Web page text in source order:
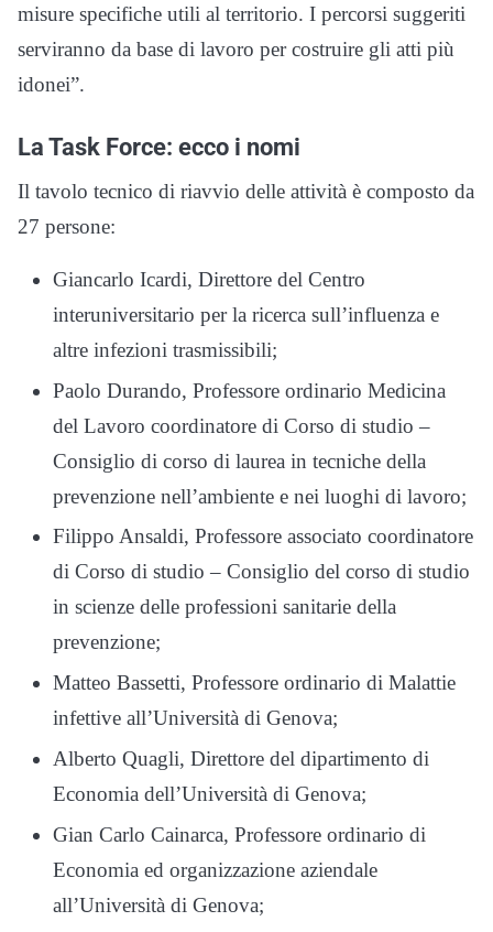
misure specifiche utili al territorio. I percorsi suggeriti
serviranno da base di lavoro per costruire gli atti più
idonei”.
La Task Force: ecco i nomi
Il tavolo tecnico di riavvio delle attività è composto da
27 persone:
Giancarlo Icardi, Direttore del Centro
interuniversitario per la ricerca sull’influenza e
altre infezioni trasmissibili;
Paolo Durando, Professore ordinario Medicina
del Lavoro coordinatore di Corso di studio –
Consiglio di corso di laurea in tecniche della
prevenzione nell’ambiente e nei luoghi di lavoro;
Filippo Ansaldi, Professore associato coordinatore
di Corso di studio – Consiglio del corso di studio
in scienze delle professioni sanitarie della
prevenzione;
Matteo Bassetti, Professore ordinario di Malattie
infettive all’Università di Genova;
Alberto Quagli, Direttore del dipartimento di
Economia dell’Università di Genova;
Gian Carlo Cainarca, Professore ordinario di
Economia ed organizzazione aziendale
all’Università di Genova;